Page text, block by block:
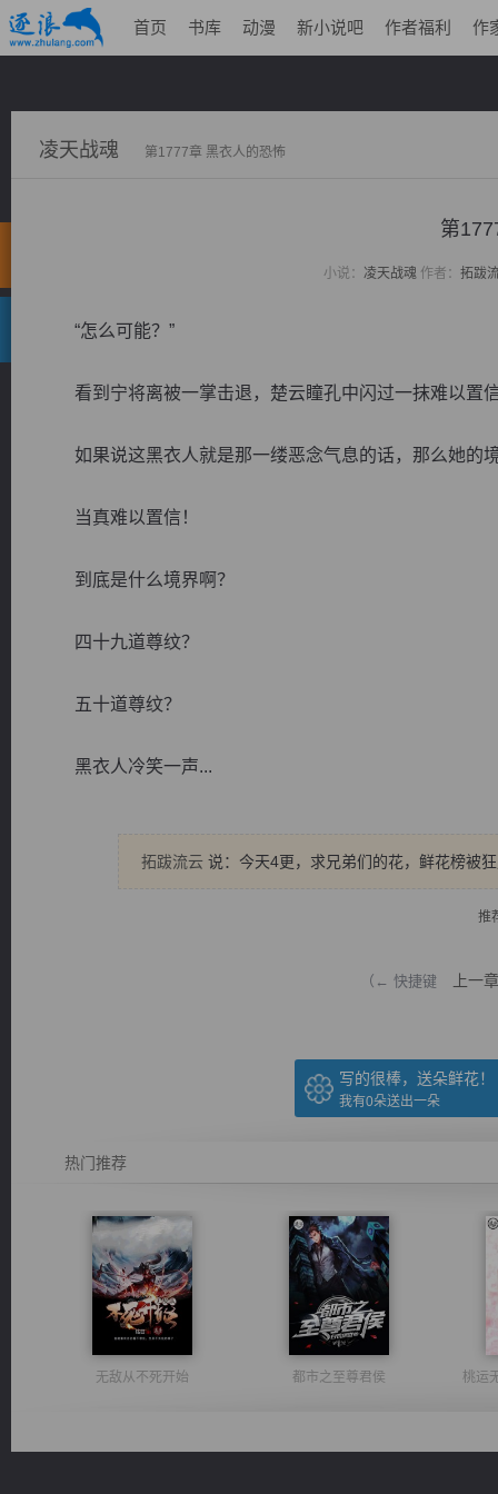
首页 书库 动漫 新小说吧 作者福利 作
凌天战魂 第1777章 黑衣人的恐怖
第
小说： 凌天战魂作者： 拓跋
“怎么可能？”
看到宁将离被一掌击退，楚云瞳孔中闪过一抹难以置
如果说这黑衣人就是那一缕恶念气息的话，那么她的
当真难以置信！
到底是什么境界啊？
四十九道尊纹？
五十道尊纹？
黑衣人冷笑一声...
拓跋流云 说：今天4更，求兄弟们的花，鲜花榜被
推
（← 快捷键 上一章
写的很棒，送朵鲜花！
我有0朵送出一朵
热门推荐
无敌从不死开始 都市之至尊君侯 桃运